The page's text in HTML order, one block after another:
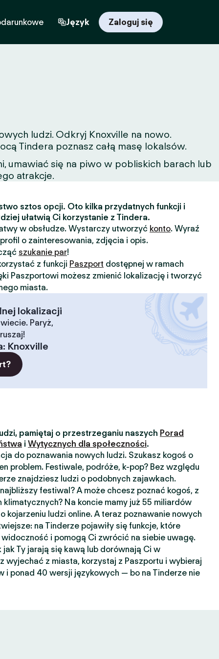
Język Zaloguj się
ludzi. Odkryj Knoxville na nowo.
Tindera poznasz całą masę lokalsów.
umawiać się na piwo w pobliskich barach lub
atrakcje.
sztos opcji. Oto kilka przydatnych funkcji i
ułatwią Ci korzystanie z Tindera.
w obsłudze. Wystarczy utworzyć konto. Wyraź
o zainteresowania, zdjęcia i opis.
szukanie par!
z funkcji Paszport dostępnej w ramach
Paszportowi możesz zmienić lokalizację i tworzyć
miasta.
lokalizacji
Paryż,
: Knoxville
pamiętaj o przestrzeganiu naszych Porad
i Wytycznych dla społeczności.
do poznawania nowych ludzi. Szukasz kogoś o
problem. Festiwale, podróże, k-pop? Bez względu
znajdziesz ludzi o podobnych zajawkach.
festiwal? A może chcesz poznać kogoś, z
klimatycznych? Na koncie mamy już 55 miliardów
kojarzeniu ludzi online. A teraz poznawanie nowych
na Tinderze pojawiły się funkcje, które
i pomogą Ci zwrócić na siebie uwagę.
Ty jarają się kawą lub dorównają Ci w
wyjechać z miasta, korzystaj z Paszportu i wybieraj
i ponad 40 wersji językowych — bo na Tinderze nie